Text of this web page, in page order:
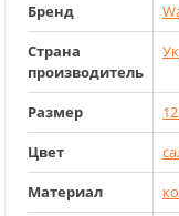
Бренд
Страна
производитель
Размер
Цвет
Материал